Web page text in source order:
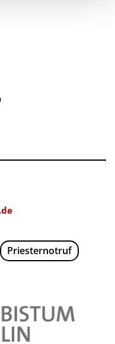
Priesternotruf